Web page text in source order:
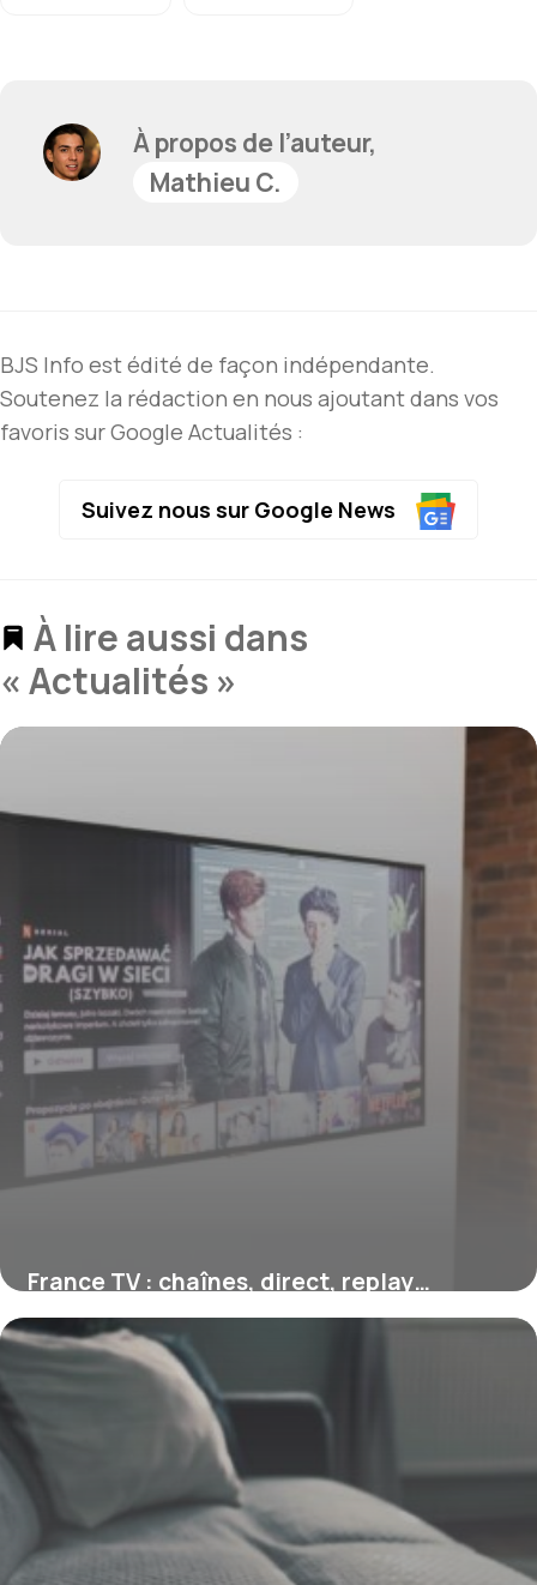
À propos de l’auteur,
Mathieu C.
BJS Info est édité de façon indépendante.
Soutenez la rédaction en nous ajoutant dans vos
favoris sur Google Actualités :
Suivez nous sur Google News
À lire aussi dans
« Actualités »
France TV : chaînes, direct, replay…
comment marche france.tv
1 août 2026